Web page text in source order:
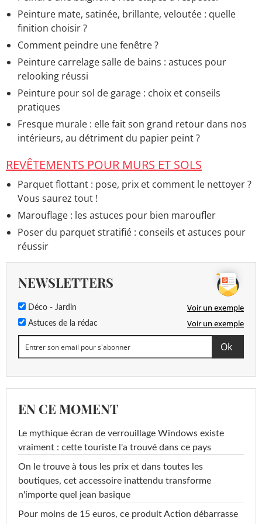
Peinture mate, satinée, brillante, veloutée : quelle
finition choisir ?
Comment peindre une fenêtre ?
Peinture carrelage salle de bains : astuces pour
relooking réussi
Peinture pour sol de garage : choix et conseils
pratiques
Fresque murale : elle fait son grand retour dans nos
intérieurs, au détriment du papier peint ?
REVÊTEMENTS POUR MURS ET SOLS
Parquet flottant : pose, prix et comment le nettoyer ?
Vous saurez tout !
Marouflage : les astuces pour bien maroufler
Poser du parquet stratifié : conseils et astuces pour
réussir
NEWSLETTERS
Déco - Jardin Voir un exemple
Astuces de la rédac Voir un exemple
EN CE MOMENT
Le mythique écran de verrouillage Windows existe
vraiment : cette touriste l'a trouvé dans ce pays
On le trouve à tous les prix et dans toutes les
boutiques, cet accessoire inattendu transforme
n'importe quel jean basique
Pour moins de 15 euros, ce produit Action débarrasse